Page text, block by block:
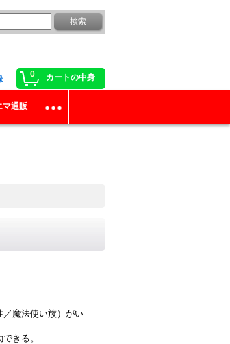
0 カートの中身
マ通販
／魔法使い族）がい
きる。